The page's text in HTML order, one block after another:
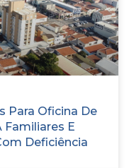
Para Oficina De
E
Deficiência